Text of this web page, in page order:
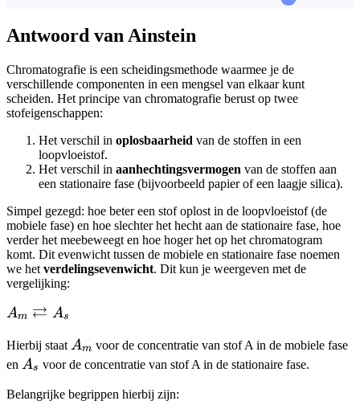
Antwoord van Ainstein
Chromatografie is een scheidingsmethode waarmee je de
verschillende componenten in een mengsel van elkaar kunt
scheiden. Het principe van chromatografie berust op twee
stofeigenschappen:
Het verschil in oplosbaarheid van de stoffen in een
loopvloeistof.
Het verschil in aanhechtingsvermogen van de stoffen aan
een stationaire fase (bijvoorbeeld papier of een laagje silica).
Simpel gezegd: hoe beter een stof oplost in de loopvloeistof (de
mobiele fase) en hoe slechter het hecht aan de stationaire fase, hoe
verder het meebeweegt en hoe hoger het op het chromatogram
komt. Dit evenwicht tussen de mobiele en stationaire fase noemen
we het verdelingsevenwicht. Dit kun je weergeven met de
vergelijking:
A_m
A_s
Am ⇄ As
Hierbij staat A_m
Am voor de concentratie van stof A in de mobiele fase
en A_s
As voor de concentratie van stof A in de stationaire fase.
Belangrijke begrippen hierbij zijn: